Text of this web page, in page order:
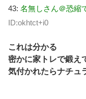
43: 名無しさん＠恐縮
ID:okhtct+i0
これは分かる
密かに家トレで鍛え
気付かれたらナチュ